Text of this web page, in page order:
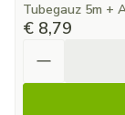
Tubegauz 5m +
€ 8,79